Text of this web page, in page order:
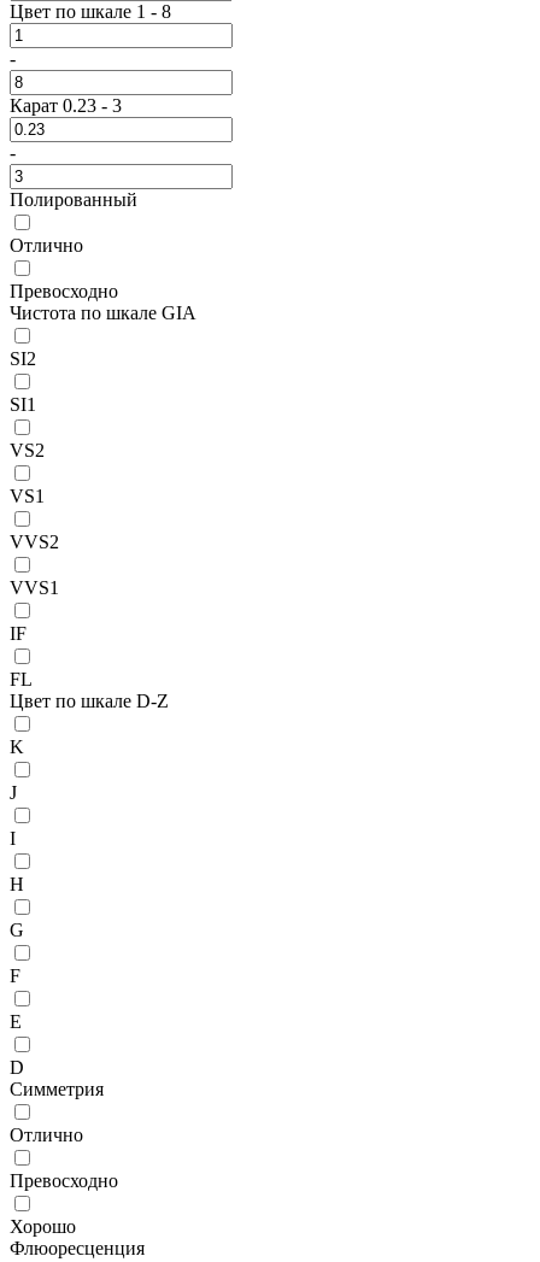
Цвет по шкале 1 - 8
-
Карат 0.23 - 3
-
Полированный
Отлично
Превосходно
Чистота по шкале GIA
SI2
SI1
VS2
VS1
VVS2
VVS1
IF
FL
Цвет по шкале D-Z
K
J
I
H
G
F
E
D
Симметрия
Отлично
Превосходно
Хорошо
Флюоресценция